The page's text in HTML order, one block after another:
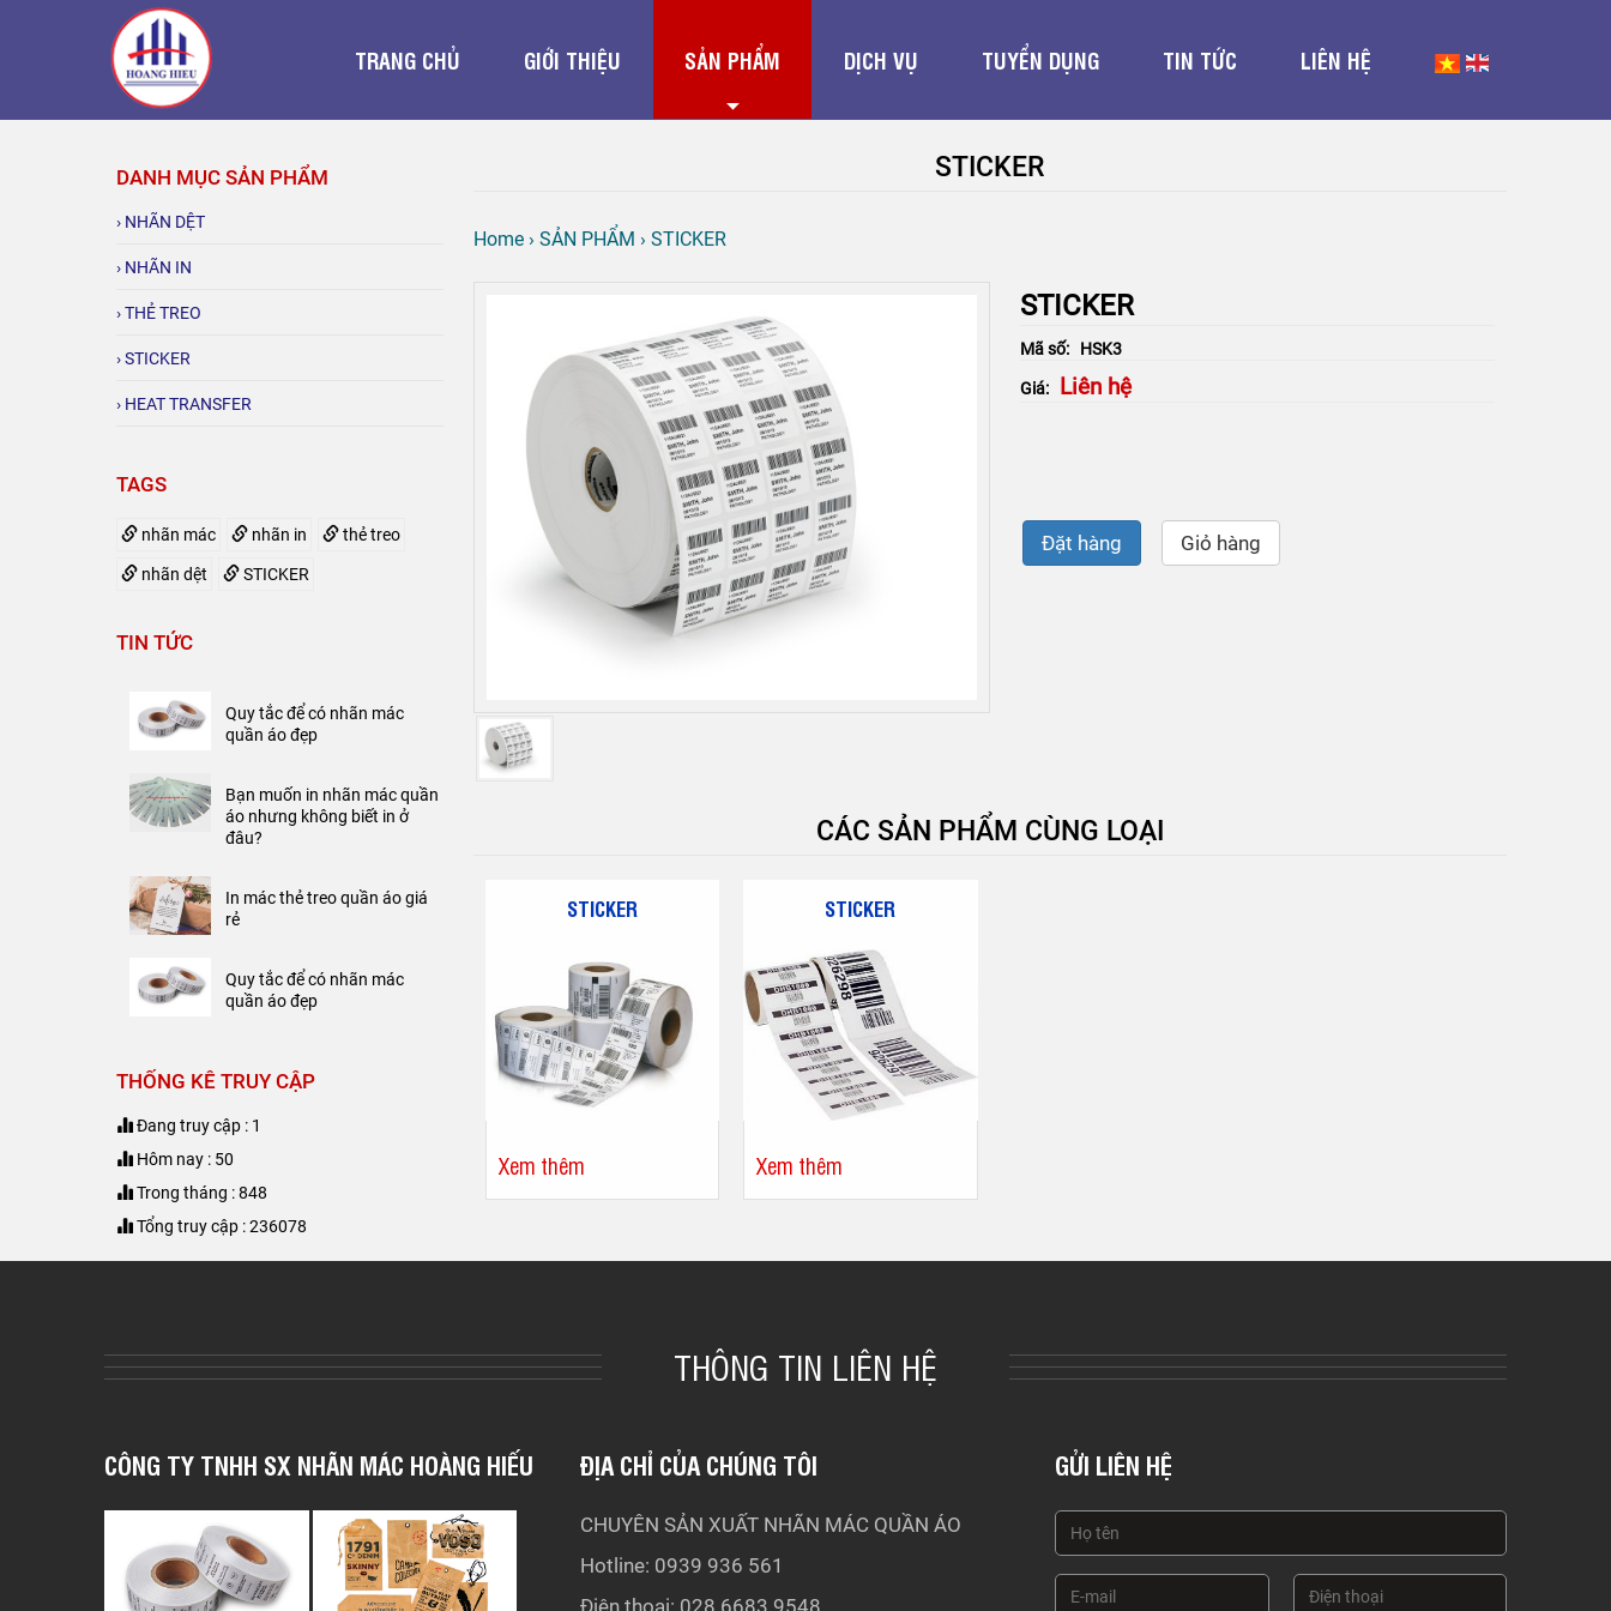
TRANG CHỦ GIỚI THIỆU SẢN PHẨM DỊCH VỤ TUYỂN DỤNG TIN TỨC LIÊN HỆ
DANH MỤC SẢN PHẨM
› NHÃN DỆT
› NHÃN IN
› THẺ TREO
› STICKER
› HEAT TRANSFER
TAGS
nhãn mác nhãn in thẻ treo
nhãn dệt STICKER
TIN TỨC
Quy tắc để có nhãn mác
quần áo đẹp
Bạn muốn in nhãn mác quần
áo nhưng không biết in ở
đâu?
In mác thẻ treo quần áo giá
rẻ
Quy tắc để có nhãn mác
quần áo đẹp
áo nhưng không biết in ở
đâu?
THỐNG KÊ TRUY CẬP
Đang truy cập : 1
Hôm nay : 50
Trong tháng : 848
Tổng truy cập : 236078
STICKER
Home› SẢN PHẨM › STICKER
STICKER
Mã số: HSK3
Giá: Liên hệ
Đặt hàng Giỏ hàng
CÁC SẢN PHẨM CÙNG LOẠI
STICKER
Xem thêm
STICKER
Xem thêm
THÔNG TIN LIÊN HỆ
CÔNG TY TNHH SX NHÃN MÁC HOÀNG HIẾU ĐỊA CHỈ CỦA CHÚNG TÔI
CHUYÊN SẢN XUẤT NHÃN MÁC QUẦN ÁO
Hotline: 0939 936 561
Điện thoại: 028.6683 9548
GỬI LIÊN HỆ